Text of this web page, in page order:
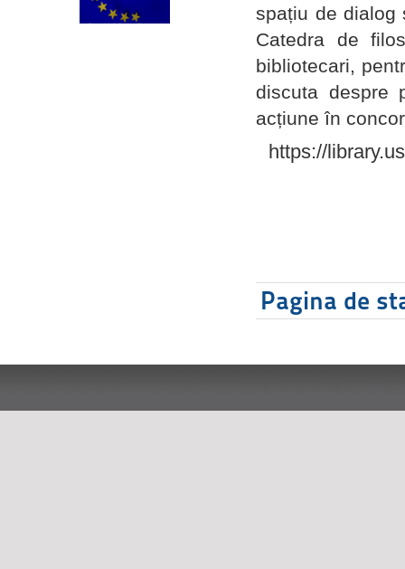
spațiu de dialog
Catedra de
bibliotecari,
discuta despre
acțiune în
https://
Pagina de